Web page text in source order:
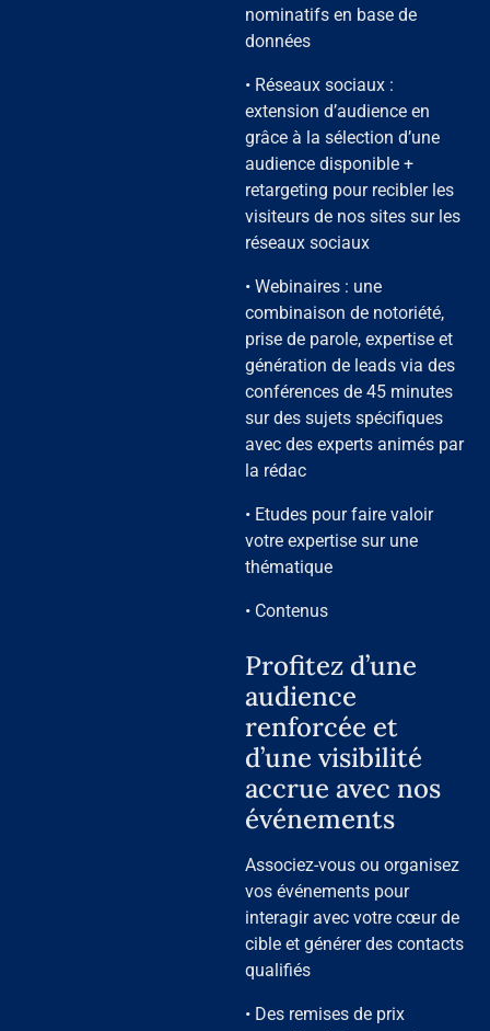
nominatifs en base de
données
• Réseaux sociaux :
extension d’audience en
grâce à la sélection d’une
audience disponible +
retargeting pour recibler les
visiteurs de nos sites sur les
réseaux sociaux
• Webinaires : une
combinaison de notoriété,
prise de parole, expertise et
génération de leads via des
conférences de 45 minutes
sur des sujets spécifiques
avec des experts animés par
la rédac
• Etudes pour faire valoir
votre expertise sur une
thématique
• Contenus
Profitez d’une
audience
renforcée et
d’une visibilité
accrue avec nos
événements
Associez-vous ou organisez
vos événements pour
interagir avec votre cœur de
cible et générer des contacts
qualifiés
• Des remises de prix